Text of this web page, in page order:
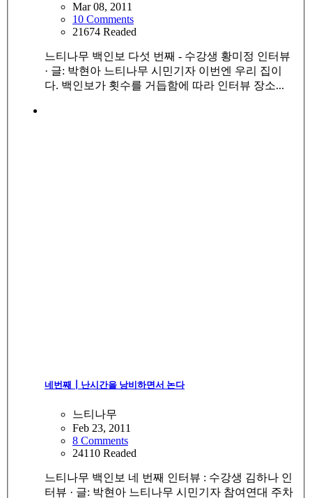
Mar 08, 2011
10 Comments
21674 Readed
느티나무 백인보 다섯 번째 - 수강생 황미정 인터뷰
· 글: 박현아 느티나무 시민기자 이번엔 우리 집이
다. 백인보가 횟수를 거듭함에 따라 인터뷰 장소...
네번째┃난시간을 낭비하면서 논다
느티나무
Feb 23, 2011
8 Comments
24110 Readed
느티나무 백인보 네 번째 인터뷰 : 수강생 김하나 인
터뷰 · 글: 박현아 느티나무 시민기자 참여연대 주차